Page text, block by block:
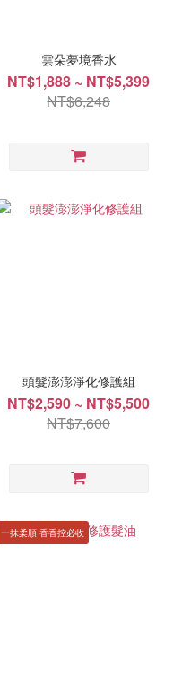
雲朵夢境香水
NT$1,888 ~ NT$5,399
NT$6,248
頭髮澎澎淨化修護組
NT$2,590 ~ NT$5,500
NT$7,600
一抹柔順 香香控必收